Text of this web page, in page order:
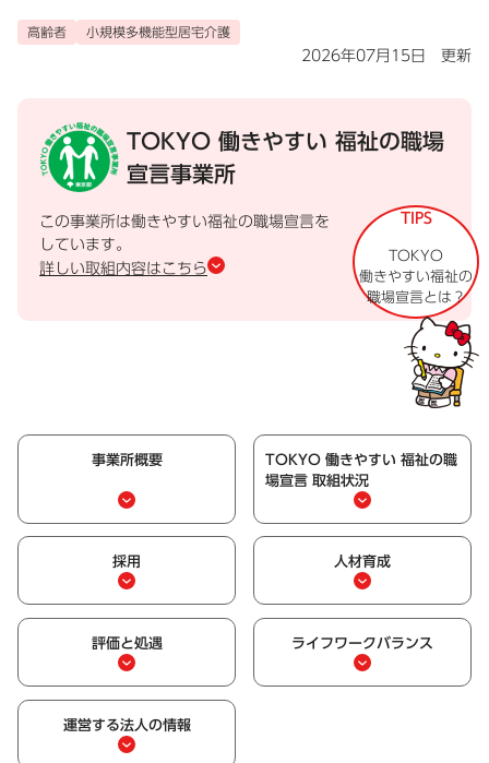
高齢者 小規模多機能型居宅介護
2026年07月15日 更新
TOKYO 働きやすい 福祉の職場
宣言事業所
この事業所は働きやすい福祉の職場宣言を
しています。
詳しい取組内容はこちら
TIPS
TOKYO
働きやすい福祉の
職場宣言とは？
事業所概要
TOKYO 働きやすい 福祉の職
場宣言 取組状況
採用 人材育成
評価と処遇 ライフワークバランス
運営する法人の情報